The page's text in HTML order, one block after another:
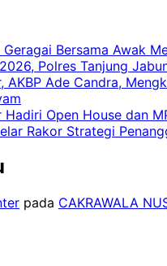
Bersama Awak
Polres Tanjung
AKBP Ade Candra,
Open House dan
Rakor Strategi
pada CAKRAWALA